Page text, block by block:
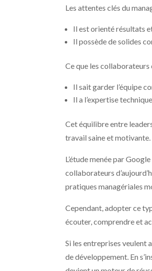
Les attentes clés du
Il est orienté résultats
Il possède de solides
Ce que les collaborateurs
Il sait garder l’équipe
Il a l’expertise
Cet équilibre entre
travail saine et motivante.
L’étude menée par
collaborateurs
pratiques managériales
Cependant, adopter ce
écouter, comprendre et
Si les entreprises veulent
de développement. En